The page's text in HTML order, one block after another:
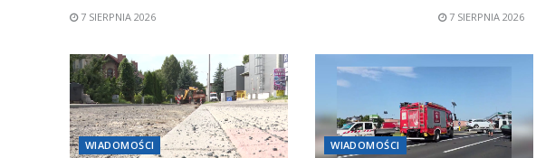
7 SIERPNIA 2026 7 SIERPNIA 2026
WIADOMOŚCI WIADOMOŚCI